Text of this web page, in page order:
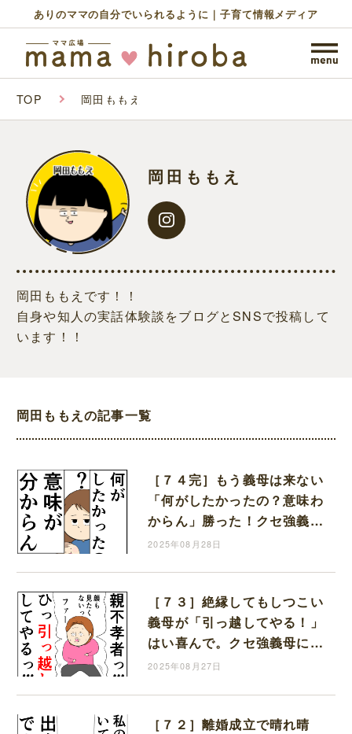
ありのママの自分でいられるように｜子育て情報メディア
TOP 岡田ももえ
岡田ももえ
岡田ももえです！！
自身や知人の実話体験談をブログとSNSで投稿して
います！！
岡田ももえの記事一覧
［７４完］もう義母は来ない
「何がしたかったの？意味わ
からん」勝った！クセ強義母
に抗う嫁達｜岡田ももえと申
2025年08月28日
［７３］絶縁してもしつこい
義母が「引っ越してやる！」
はい喜んで。クセ強義母に抗
う嫁達｜岡田ももえと申しま
2025年08月27日
［７２］離婚成立で晴れ晴